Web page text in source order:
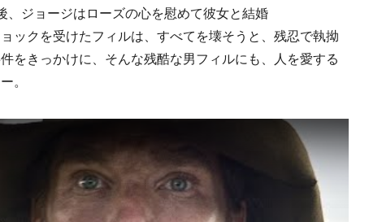
ジョージはローズの心を慰めて彼女と結婚
ックを受けたフィルは、すべてを壊そうと、残忍で執拗
をきっかけに、そんな残酷な男フィルにも、人を愛する
。